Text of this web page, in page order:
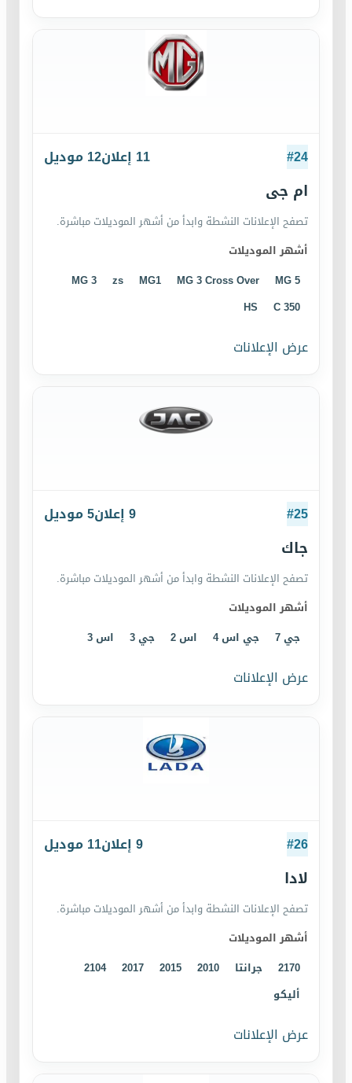
#24
11 إعلان12موديل
ام جى
تصفح الإعلانات النشطة وابدأ من أشهر الموديلات مباشرة.
أشهر الموديلات
MG 5
MG 3 Cross Over
MG1
zs
MG 3
C 350
HS
عرض الإعلانات
#25
9إعلان5موديل
جاك
تصفح الإعلانات النشطة وابدأ من أشهر الموديلات مباشرة.
أشهر الموديلات
جي 7
جي اس 4 اس 2 جي 3 اس 3
عرض الإعلانات
#26
9إعلان11موديل
ﻻدا
تصفح الإعلانات النشطة وابدأ من أشهر الموديلات مباشرة.
أشهر الموديلات
2170
جرانتا 2010
2015
2017
2104
أليكو
عرض الإعلانات